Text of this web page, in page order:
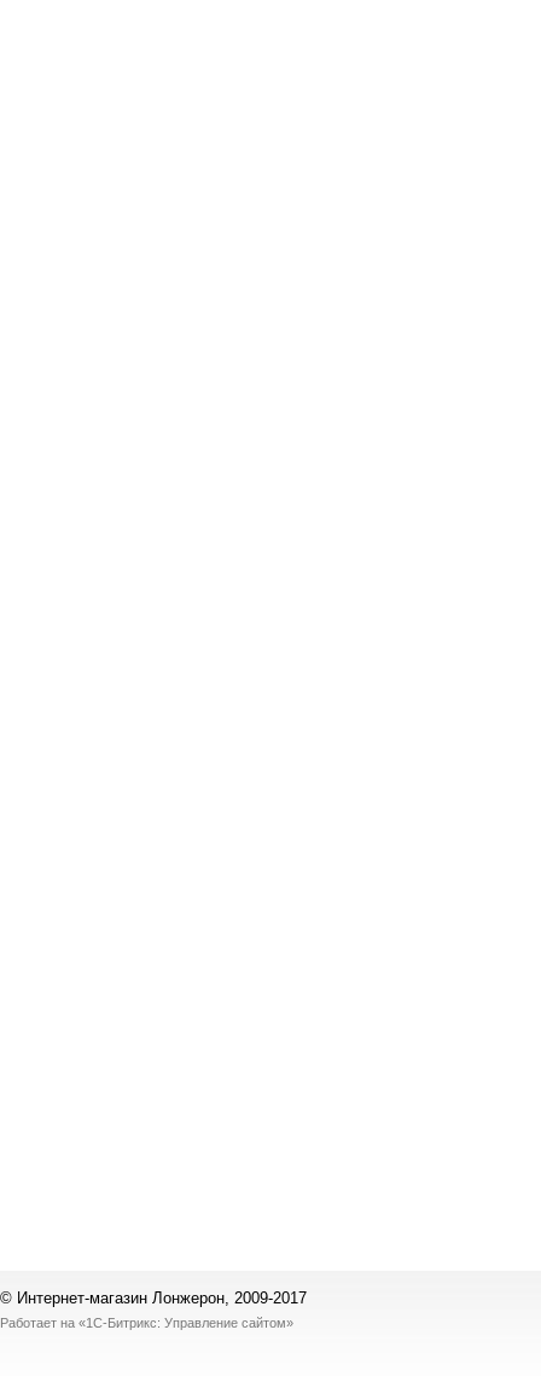
© Интернет-магазин Лонжерон, 2009-2017
Работает на «1С-Битрикс: Управление сайтом»